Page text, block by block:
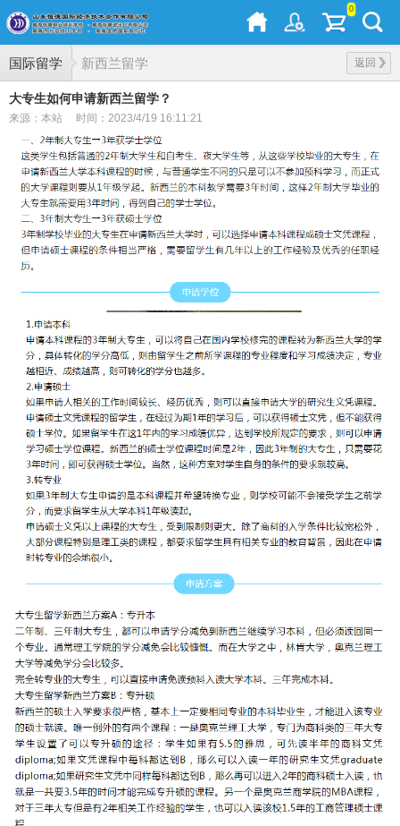
0
国际留学 返回
新西兰留学
大专生如何申请新西兰留学？
来源：本站 时间：2023/4/19 16:11:21